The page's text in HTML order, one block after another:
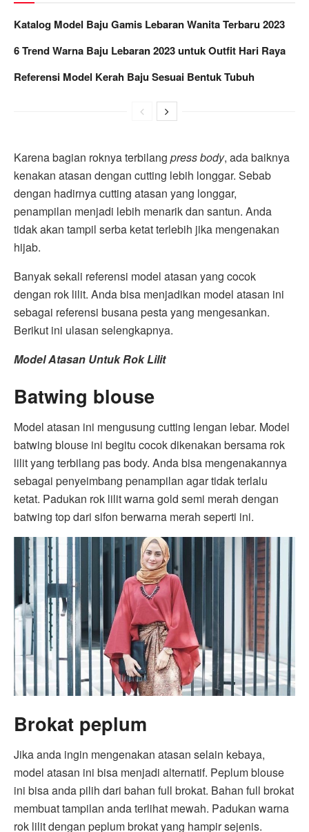
Katalog Model Baju Gamis Lebaran Wanita Terbaru 2023
6 Trend Warna Baju Lebaran 2023 untuk Outfit Hari Raya
Referensi Model Kerah Baju Sesuai Bentuk Tubuh
Karena bagian roknya terbilang press body, ada baiknya
kenakan atasan dengan cutting lebih longgar. Sebab
dengan hadirnya cutting atasan yang longgar,
penampilan menjadi lebih menarik dan santun. Anda
tidak akan tampil serba ketat terlebih jika mengenakan
hijab.
Banyak sekali referensi model atasan yang cocok
dengan rok lilit. Anda bisa menjadikan model atasan ini
sebagai referensi busana pesta yang mengesankan.
Berikut ini ulasan selengkapnya.
Model Atasan Untuk Rok Lilit
Batwing blouse
Model atasan ini mengusung cutting lengan lebar. Model
batwing blouse ini begitu cocok dikenakan bersama rok
lilit yang terbilang pas body. Anda bisa mengenakannya
sebagai penyeimbang penampilan agar tidak terlalu
ketat. Padukan rok lilit warna gold semi merah dengan
batwing top dari sifon berwarna merah seperti ini.
Brokat peplum
Jika anda ingin mengenakan atasan selain kebaya,
model atasan ini bisa menjadi alternatif. Peplum blouse
ini bisa anda pilih dari bahan full brokat. Bahan full brokat
membuat tampilan anda terlihat mewah. Padukan warna
rok lilit dengan peplum brokat yang hampir sejenis.